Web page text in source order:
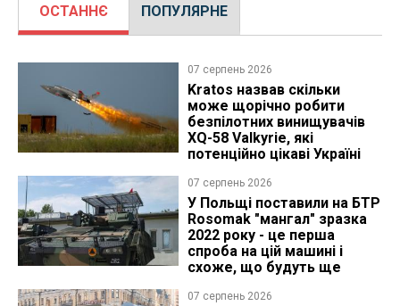
ОСТАННЄ ПОПУЛЯРНЕ
07 серпень 2026
Kratos назвав скільки
може щорічно робити
безпілотних винищувачів
XQ-58 Valkyrie, які
потенційно цікаві Україні
07 серпень 2026
У Польщі поставили на БТР
Rosomak "мангал" зразка
2022 року - це перша
спроба на цій машині і
схоже, що будуть ще
07 серпень 2026